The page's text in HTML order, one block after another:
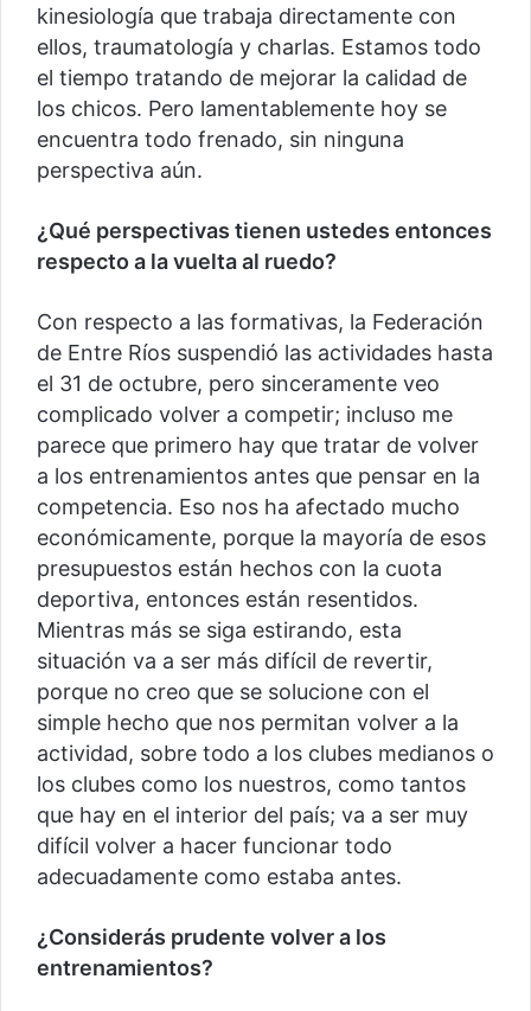
kinesiología que trabaja directamente con
ellos, traumatología y charlas. Estamos todo
el tiempo tratando de mejorar la calidad de
los chicos. Pero lamentablemente hoy se
encuentra todo frenado, sin ninguna
perspectiva aún.
¿Qué perspectivas tienen ustedes entonces
respecto a la vuelta al ruedo?
Con respecto a las formativas, la Federación
de Entre Ríos suspendió las actividades hasta
el 31 de octubre, pero sinceramente veo
complicado volver a competir; incluso me
parece que primero hay que tratar de volver
a los entrenamientos antes que pensar en la
competencia. Eso nos ha afectado mucho
económicamente, porque la mayoría de esos
presupuestos están hechos con la cuota
deportiva, entonces están resentidos.
Mientras más se siga estirando, esta
situación va a ser más difícil de revertir,
porque no creo que se solucione con el
simple hecho que nos permitan volver a la
actividad, sobre todo a los clubes medianos o
los clubes como los nuestros, como tantos
que hay en el interior del país; va a ser muy
difícil volver a hacer funcionar todo
adecuadamente como estaba antes.
¿Considerás prudente volver a los
entrenamientos?